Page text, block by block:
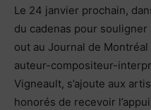
Le 24 janvier prochain,
du cadenas pour
out au Journal de
auteur-compositeur-
Vigneault, s’ajoute aux
honorés de recevoir